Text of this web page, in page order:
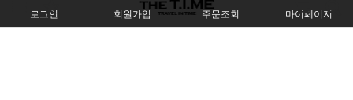
로그인 회원가입 주문조회 마이페이지